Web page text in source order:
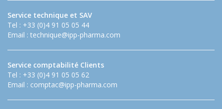
Service technique et SAV
Tel : +33 (0)4 91 05 05 44
Email : technique@ipp-pharma.com
Service comptabilité Clients
Tel : +33 (0)4 91 05 05 62
Email : comptac@ipp-pharma.com